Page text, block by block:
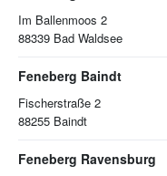
Im Ballenmoos 2
88339 Bad Waldsee
Feneberg Baindt
Fischerstraße 2
88255 Baindt
Feneberg Ravensburg